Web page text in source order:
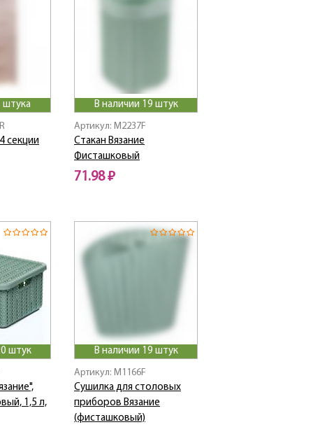
штука
секции
В наличии 19 штук
Артикул: M2237F
Стакан Вязание
Фисташковый
71.98 ₽
штук
1,5 л,
В наличии 19 штук
Артикул: M1166F
Сушилка для столовых
приборов Вязание
(фисташковый)